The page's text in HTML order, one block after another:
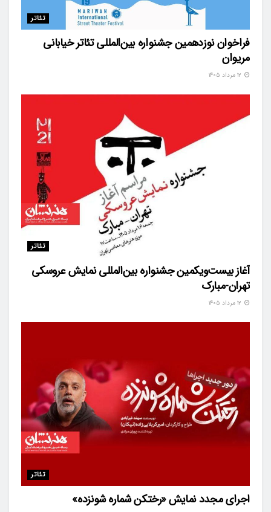
تئاتر
فراخوان نوزدهمین جشنواره بین‌المللی تئاتر خیابانی
مریوان
تئاتر
آغاز بیست‌ویکمین جشنواره بین‌المللی نمایش عروسکی
تهران-مبارک
تئاتر
اجرای مجدد نمایش «رختکن شماره شونزده»